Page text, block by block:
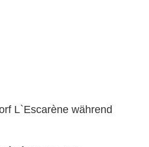
L`Escarène während